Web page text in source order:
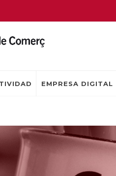
EMPRESA DIGITAL